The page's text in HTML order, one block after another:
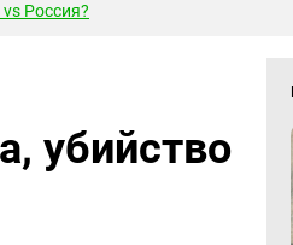
Россия?
убийство